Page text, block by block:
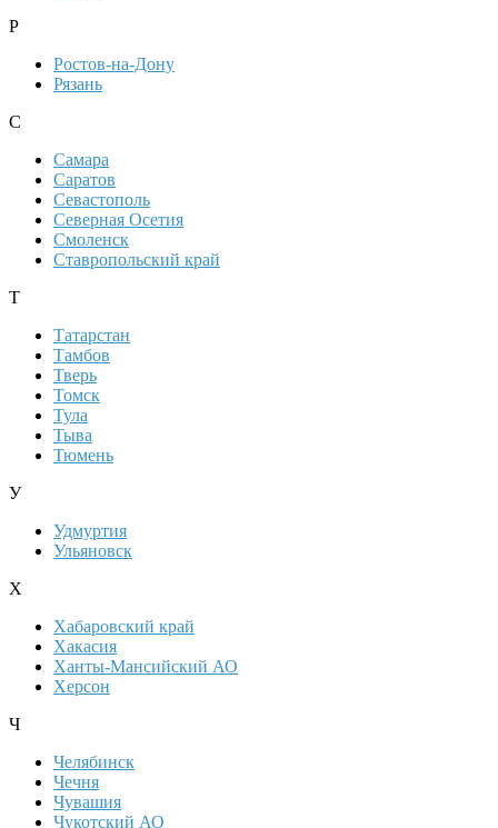
Р
Ростов-на-Дону
Рязань
С
Самара
Саратов
Севастополь
Северная Осетия
Смоленск
Ставропольский край
Т
Татарстан
Тамбов
Тверь
Томск
Тула
Тыва
Тюмень
У
Удмуртия
Ульяновск
Х
Хабаровский край
Хакасия
Ханты-Мансийский АО
Херсон
Ч
Челябинск
Чечня
Чувашия
Чукотский АО